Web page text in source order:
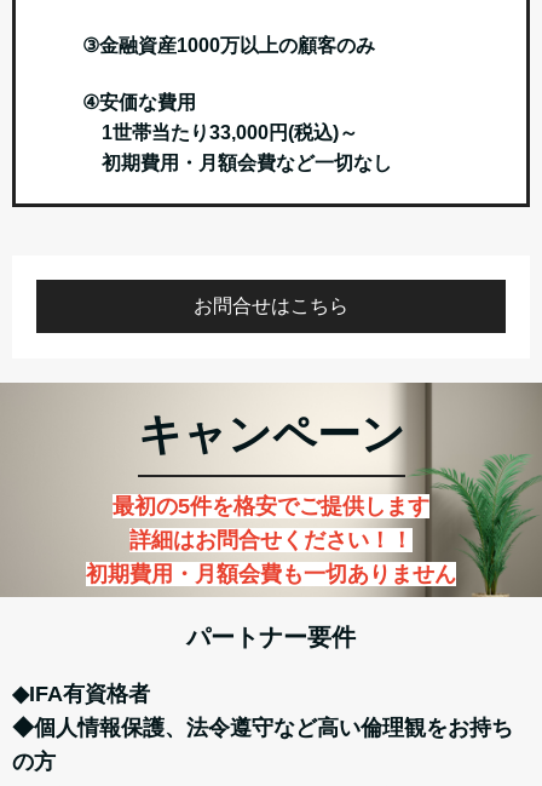
③金融資産1000万以上の顧客のみ
④安価な費用
1世帯当たり33,000円(税込)～
初期費用・月額会費など一切なし
お問合せはこちら
キャンペーン
最初の5件を格安でご提供します
詳細はお問合せください！！
初期費用・月額会費も一切ありません
パートナー要件
◆IFA有資格者
◆個人情報保護、法令遵守など高い倫理観をお持ち
の方